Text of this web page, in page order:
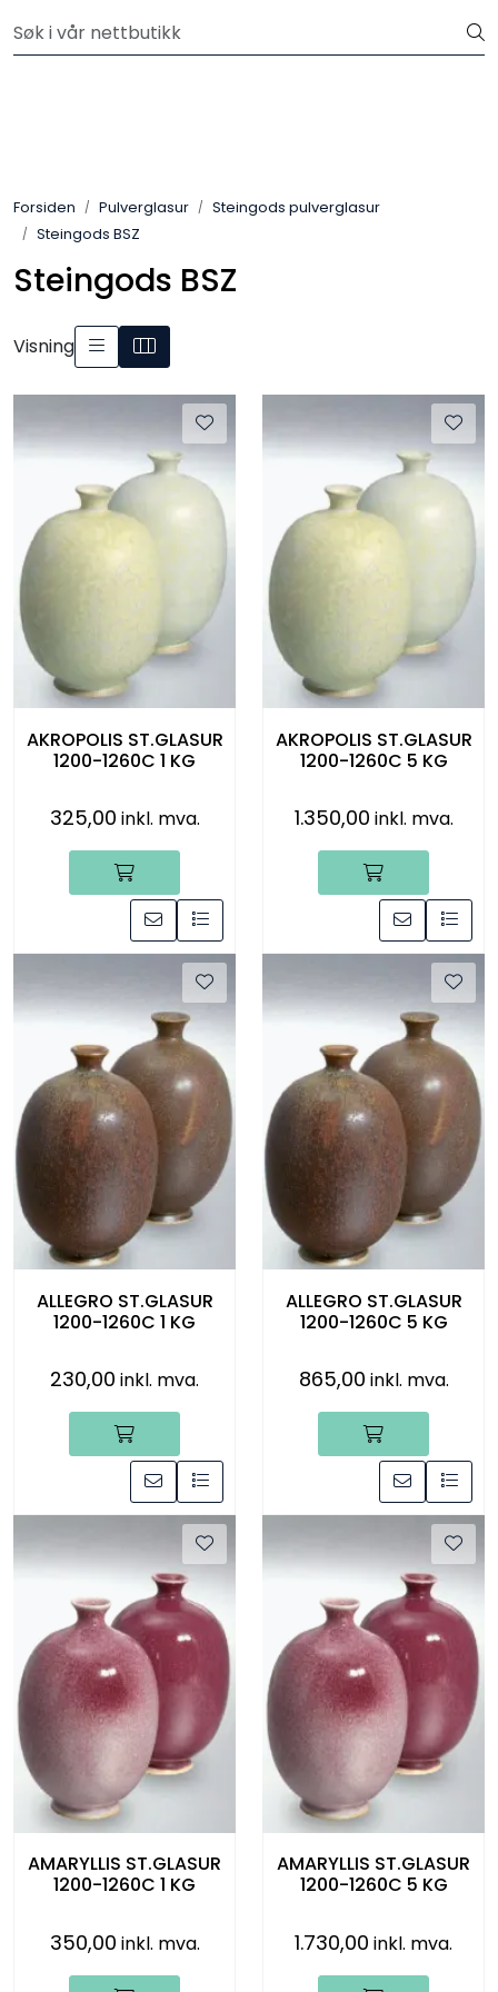
Velkommen til vår nye nettbutikk! Besøk Min side for mer
Forsiden Pulverglasur
Steingods pulverglasur
Steingods BSZ
Steingods BSZ
Visning
AKROPOLIS ST.GLASUR
1200-1260C 1 KG
325,00 inkl. mva.
AKROPOLIS ST.GLASUR
1200-1260C 5 KG
1.350,00 inkl. mva.
ALLEGRO ST.GLASUR
1200-1260C 1 KG
230,00 inkl. mva.
ALLEGRO ST.GLASUR
1200-1260C 5 KG
865,00 inkl. mva.
AMARYLLIS ST.GLASUR
1200-1260C 1 KG
350,00 inkl. mva.
AMARYLLIS ST.GLASUR
1200-1260C 5 KG
1.730,00 inkl. mva.
Pulverglasur
Håndverktøy
Maskiner
Ovner
Pensler
Råmaterialer
Gipsformer
Dekaler
Glass
Bøker